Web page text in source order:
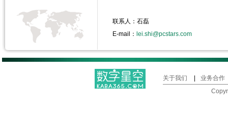
联系人：石磊
E-mail： lei.shi@pcstars.com
关于我们
业务合作